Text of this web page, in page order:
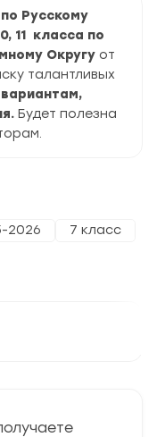
Русскому
11 класса по
Округу от
талантливых
Будет полезна
2026
7 класс